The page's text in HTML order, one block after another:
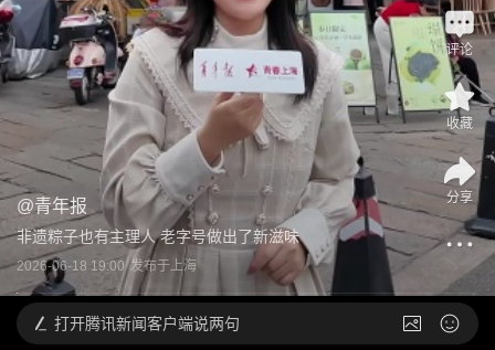
@青年报
非遗粽子也有主理人 老字号做出了新滋味
2026-06-18 19:00 发布于上海
评论
收藏
分享
打开腾讯新闻客户端说两句